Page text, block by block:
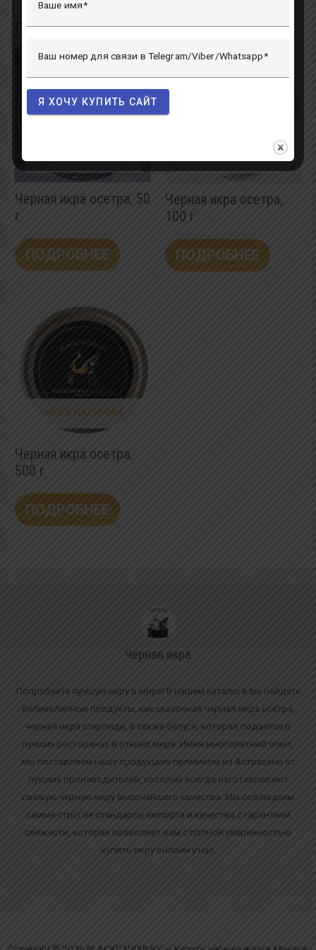
Похожие товары
Черная икра осетра, 50
г
ПОДРОБНЕЕ
Черная икра осетра,
100 г
ПОДРОБНЕЕ
НЕТ В НАЛИЧИИ
Черная икра осетра,
500 г
ПОДРОБНЕЕ
Чёрная икра
Попробуйте лучшую икру в мире! В нашем каталоге вы найдете
великолепные продукты, как сказочная черная икра осетра,
черная икра стерляди, а также белуги, которая подается в
лучших ресторанах и отелях мира. Имея многолетний опыт,
мы поставляем нашу продукцию прямиком из Астрахани от
лучших производителей, которые всегда изготавливают
свежую черную икру высочайшего качества. Мы соблюдаем
самые строгие стандарты импорта и качества с гарантией
свежести, которая позволяет вам с полной уверенностью
купить икру онлайн у нас.
Ваше имя
Ваш номер для связи в Telegram/Viber/Whatsapp
Я ХОЧУ КУПИТЬ САЙТ